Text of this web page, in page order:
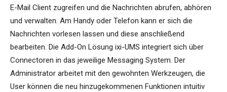
E-Mail Client zugreifen und die Nachrichten abrufen, abhören
und verwalten. Am Handy oder Telefon kann er sich die
Nachrichten vorlesen lassen und diese anschließend
bearbeiten. Die Add-On Lösung ixi-UMS integriert sich über
Connectoren in das jeweilige Messaging System. Der
Administrator arbeitet mit den gewohnten Werkzeugen, die
User können die neu hinzugekommenen Funktionen intuitiv